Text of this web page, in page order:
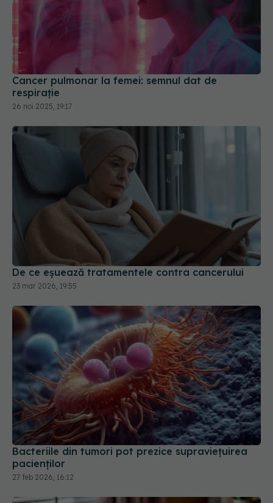
Cancer pulmonar la femei: semnul dat de
respirație
26 noi 2025, 19:17
De ce eșuează tratamentele contra cancerului
23 mar 2026, 19:55
Bacteriile din tumori pot prezice supraviețuirea
pacienților
27 feb 2026, 16:12